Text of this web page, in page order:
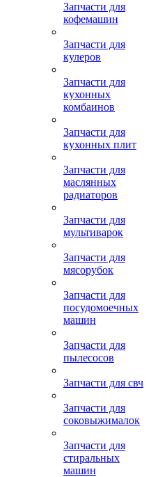
Запчасти для
кофемашин
Запчасти для
кулеров
Запчасти для
кухонных
комбаинов
Запчасти для
кухонных плит
Запчасти для
маслянных
радиаторов
Запчасти для
мультиварок
Запчасти для
мясорубок
Запчасти для
посудомоечных
машин
Запчасти для
пылесосов
Запчасти для свч
Запчасти для
соковыжималок
Запчасти для
стиральных
машин